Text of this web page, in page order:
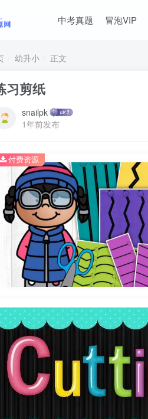
中考真题 冒泡VIP
幼升小 正文
习剪纸
snailpk
1年前发布
付费资源